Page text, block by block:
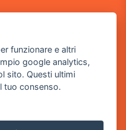
funzionare e altri
google analytics,
sito. Questi ultimi
tuo consenso.